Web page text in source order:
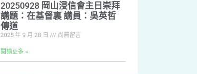
20250928 岡山浸信會主日崇拜
講題：在基督裏 講員：吳英哲
傳道
2025 年 9 月 28 日 尚無留言
閱讀更多 »